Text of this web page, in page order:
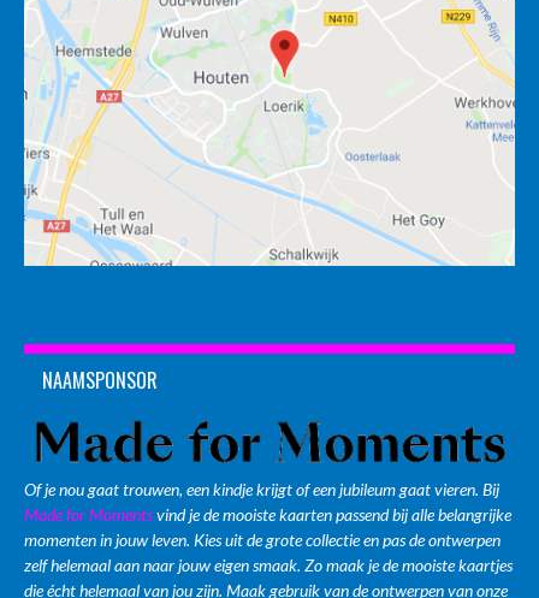
NAAMSPONSOR
Of je nou gaat trouwen, een kindje krijgt of een jubileum gaat vieren. Bij
Made for Momentsvind je de mooiste kaarten passend bij alle belangrijke
momenten in jouw leven. Kies uit de grote collectie en pas de ontwerpen
zelf helemaal aan naar jouw eigen smaak. Zo maak je de mooiste kaartjes
die écht helemaal van jou zijn. Maak gebruik van de ontwerpen van onze